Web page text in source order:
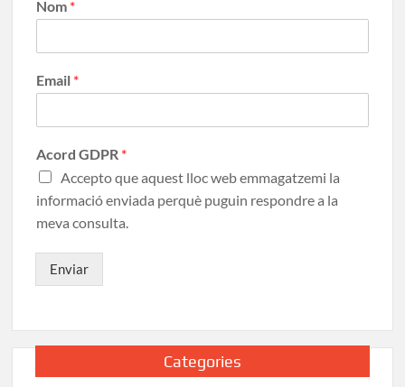
Nom *
Email *
Acord GDPR *
Accepto que aquest lloc web emmagatzemi la
informació enviada perquè puguin respondre a la
meva consulta.
Enviar
Categories